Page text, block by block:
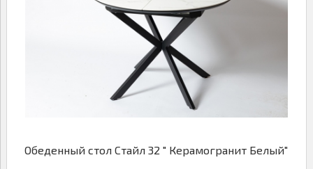
Обеденный стол Стайл 32 " Керамогранит Белый"